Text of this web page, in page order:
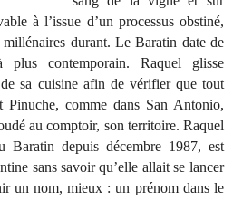
à l’issue d’un processus obstiné,
durant. Le Baratin date de
contemporain. Raquel glisse
sa cuisine afin de vérifier que tout
comme dans San Antonio,
au comptoir, son territoire. Raquel
Baratin depuis décembre 1987, est
sans savoir qu’elle allait se lancer
un nom, mieux : un prénom dans le